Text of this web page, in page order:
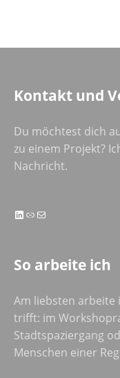
Kontakt und
Du möchtest dich
zu einem Projekt?
Nachricht.
LinkedIn
LinkE-Mail
So arbeite ich
Am liebsten arbeite
trifft: im
Stadtspaziergang
Menschen einer